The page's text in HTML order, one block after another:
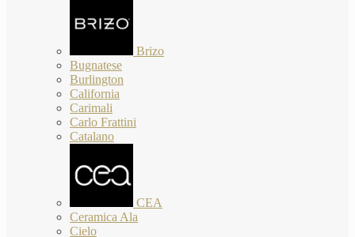
Brizo
Bugnatese
Burlington
California
Carimali
Carlo Frattini
Catalano
CEA
Ceramica Ala
Cielo